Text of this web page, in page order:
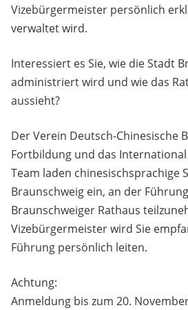
Vizebürgermeister persönlich
verwaltet wird.
Interessiert es Sie, wie die Stadt
administriert wird und wie das
aussieht?
Der Verein Deutsch-Chinesische
Fortbildung und das
Team laden chinesischsprachige
Braunschweig ein, an der
Braunschweiger Rathaus
Vizebürgermeister wird Sie
Führung persönlich leiten.
Achtung:
Anmeldung bis zum 20.